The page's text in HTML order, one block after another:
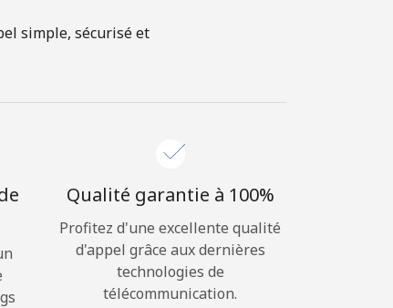
simple, sécurisé et
Qualité garantie à 100%
Profitez d'une excellente qualité
d'appel grâce aux dernières
technologies de
télécommunication.